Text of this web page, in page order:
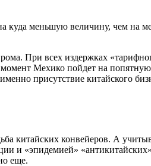
куда меньшую величину, чем на
При всех издержках
Мехико пойдет на
присутствие китайского
китайских конвейеров. А
и «эпидемией»
еще.